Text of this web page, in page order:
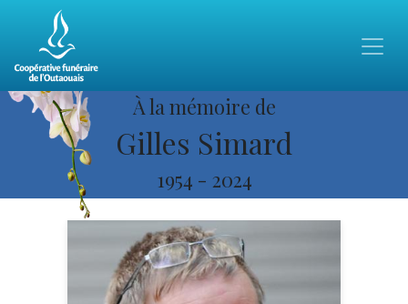
À la mémoire de
Gilles Simard
1954 - 2024